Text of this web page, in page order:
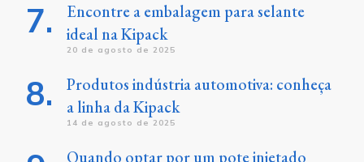
Encontre a embalagem para selante
ideal na Kipack
20 de agosto de 2025
Produtos indústria automotiva: conheça
a linha da Kipack
14 de agosto de 2025
Quando optar por um pote injetado